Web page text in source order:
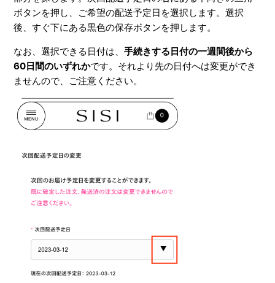
ボタンを押し、ご希望の配送予定日を選択します。選択
後、すぐ下にある黒色の保存ボタンを押します。
なお、選択できる日付は、手続きする日付の一週間後から
60日間のいずれかです。それより先の日付へは変更ができ
ませんので、ご注意ください。